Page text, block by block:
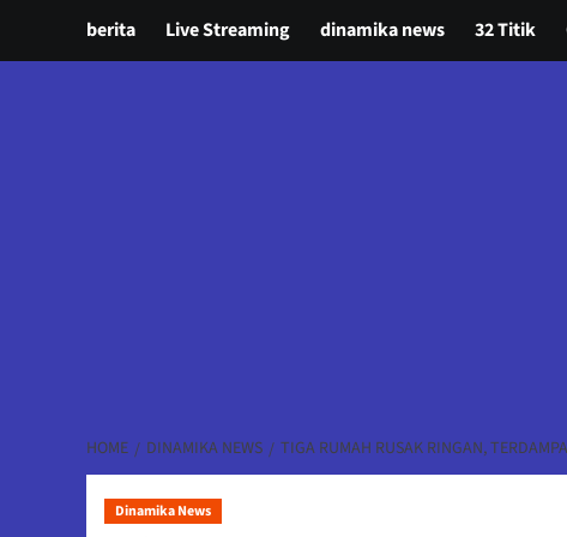
berita Live Streaming dinamika news 32 Titik
HOME DINAMIKA NEWS TIGA RUMAH RUSAK RINGAN,
Dinamika News